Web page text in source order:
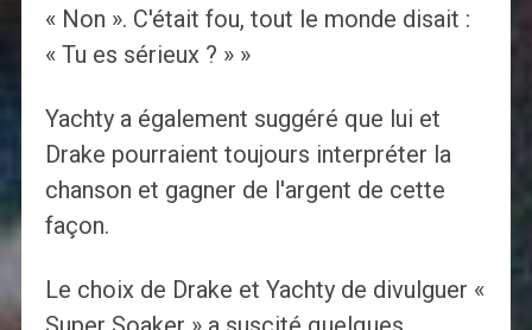
« Non ». C'était fou, tout le monde disait :
« Tu es sérieux ? » »
Yachty a également suggéré que lui et
Drake pourraient toujours interpréter la
chanson et gagner de l'argent de cette
façon.
Le choix de Drake et Yachty de divulguer «